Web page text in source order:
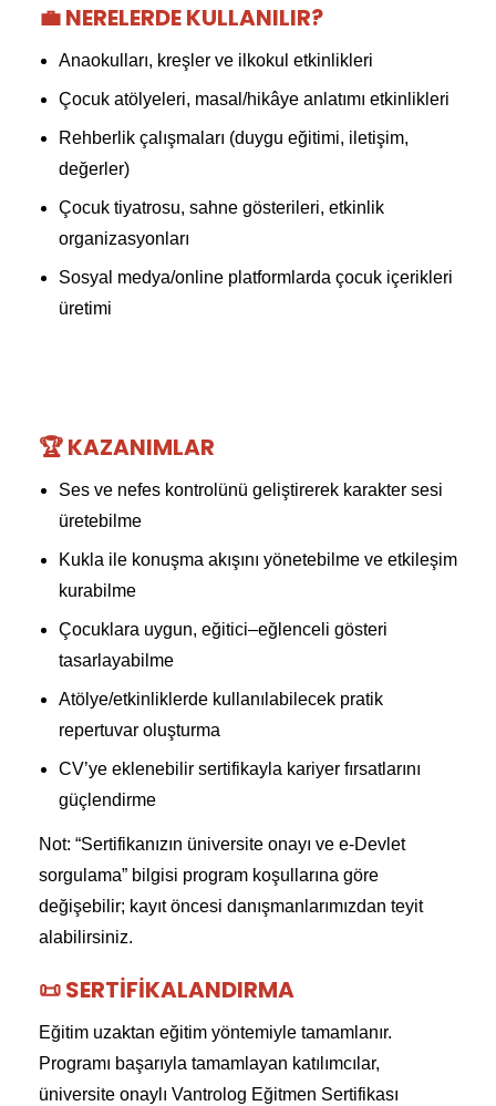
💼 NERELERDE KULLANILIR?
Anaokulları, kreşler ve ilkokul etkinlikleri
Çocuk atölyeleri, masal/hikâye anlatımı etkinlikleri
Rehberlik çalışmaları (duygu eğitimi, iletişim,
değerler)
Çocuk tiyatrosu, sahne gösterileri, etkinlik
organizasyonları
Sosyal medya/online platformlarda çocuk içerikleri
üretimi
🏆 KAZANIMLAR
Ses ve nefes kontrolünü geliştirerek karakter sesi
üretebilme
Kukla ile konuşma akışını yönetebilme ve etkileşim
kurabilme
Çocuklara uygun, eğitici–eğlenceli gösteri
tasarlayabilme
Atölye/etkinliklerde kullanılabilecek pratik
repertuvar oluşturma
CV’ye eklenebilir sertifikayla kariyer fırsatlarını
güçlendirme
Not: “Sertifikanızın üniversite onayı ve e-Devlet
sorgulama” bilgisi program koşullarına göre
değişebilir; kayıt öncesi danışmanlarımızdan teyit
alabilirsiniz.
📜 SERTIFIKALANDIRMA
Eğitim uzaktan eğitim yöntemiyle tamamlanır.
Programı başarıyla tamamlayan katılımcılar,
üniversite onaylı Vantrolog Eğitmen Sertifikası